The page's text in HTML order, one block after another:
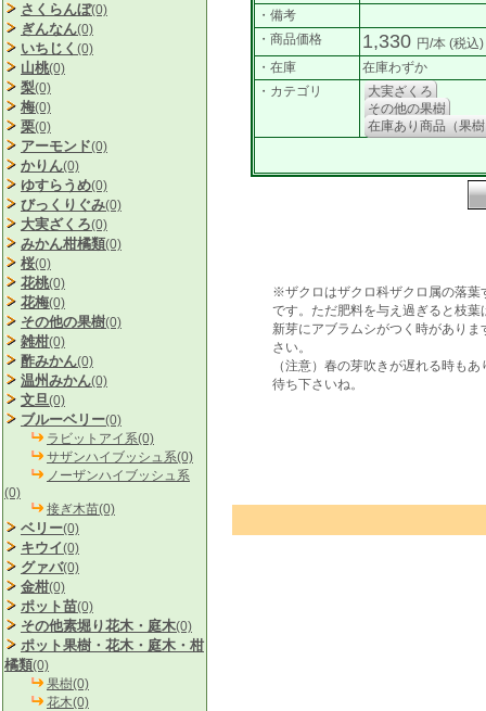
さくらんぼ(0)
ぎんなん(0)
いちじく (0)
山桃(0)
梨(0)
梅(0)
栗(0)
アーモンド(0)
かりん(0)
ゆすらうめ(0)
びっくりぐみ(0)
大実ざくろ(0)
みかん柑橘類(0)
桜(0)
花桃(0)
花梅(0)
その他の果樹(0)
雑柑(0)
酢みかん(0)
温州みかん(0)
文旦(0)
ブルーベリー(0)
ラビットアイ系(0)
サザンハイブッシュ系(0)
ノーザンハイブッシュ系
(0)
接ぎ木苗(0)
ベリー(0)
キウイ(0)
グァバ(0)
金柑(0)
ポット苗(0)
その他素堀り花木・庭木(0)
ポット果樹・花木・庭木・柑
橘類(0)
果樹(0)
花木(0)
・備考
・商品価格
1,330 円/本 (税込)
・在庫
在庫わずか
・カテゴリ
大実ざくろ
その他の果樹
在庫あり商品（果
※ザクロはザクロ科ザクロ属の落葉
です。ただ肥料を与え過ぎると枝
新芽にアブラムシがつく時があり
さい。
（注意）春の芽吹きが遅れる時も
待ち下さいね。